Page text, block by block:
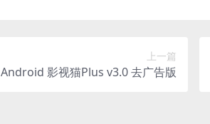
上一篇
Android 影视猫Plus v3.0 去广告版